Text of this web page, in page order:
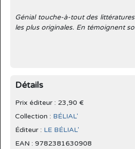
Génial touche-à-tout des
les plus originales. En témoignent
Détails
Prix éditeur : 23,90 €
Collection : BÉLIAL'
Éditeur : LE BÉLIAL'
EAN : 9782381630908